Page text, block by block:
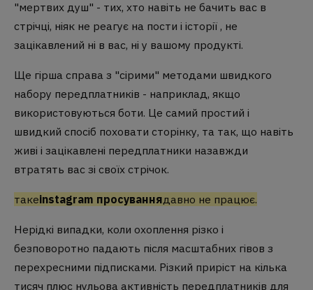
"мертвих душ" - тих, хто навіть не бачить вас в
стрічці, ніяк не реагує на пости і історії , не
зацікавлений ні в вас, ні у вашому продукті.
Ще гірша справа з "сірими" методами швидкого
набору передплатників - наприклад, якщо
використовуються боти. Це самий простий і
швидкий спосіб поховати сторінку, та так, що навіть
живі і зацікавлені передплатники назавжди
втратять вас зі своїх стрічок.
такеinstagram просуваннядавно не працює.
Нерідкі випадки, коли охоплення різко і
безповоротно падають після масштабних гівов з
перехресними підписками. Різкий приріст на кілька
тисяч плюс нульова активність передплатників для